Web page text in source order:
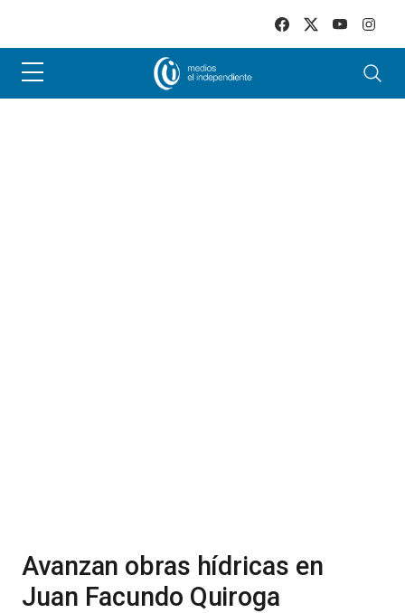
Avanzan obras hídricas en
Juan Facundo Quiroga